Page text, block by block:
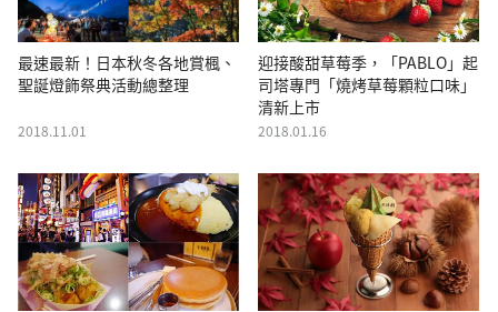
最速最新！日本秋冬各地賞楓、
聖誕燈飾祭典活動總整理
2018.11.01
迎接酸甜草莓季，「PABLO」起
司塔專門「燒烤草莓顆粒口味」
清新上市
2018.01.16